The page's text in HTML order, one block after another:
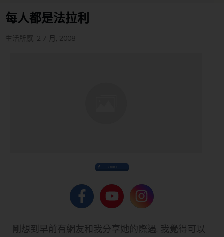
每人都是法拉利
生活所感 , 2 7 月, 2008
Share
剛想到早前有網友和我分享她的際遇, 我覺得可以